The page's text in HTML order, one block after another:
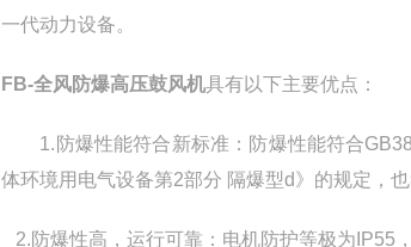
一代动力设备。
FB-全风防爆高压鼓风机具有以下主要优点：
1.防爆性能符合新标准：防爆性能符合
体环境用电气设备第2部分 隔爆型d》的规定，
2.防爆性高，运行可靠：电机防护等极为IP55